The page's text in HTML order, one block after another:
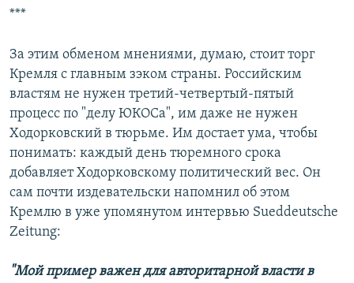
***
За этим обменом мнениями, думаю, стоит торг
Кремля с главным зэком страны. Российским
властям не нужен третий-четвертый-пятый
процесс по "делу ЮКОСа", им даже не нужен
Ходорковский в тюрьме. Им достает ума, чтобы
понимать: каждый день тюремного срока
добавляет Ходорковскому политический вес. Он
сам почти издевательски напомнил об этом
Кремлю в уже упомянутом интервью Sueddeutsche
Zeitung:
"Мой пример важен для авторитарной власти в